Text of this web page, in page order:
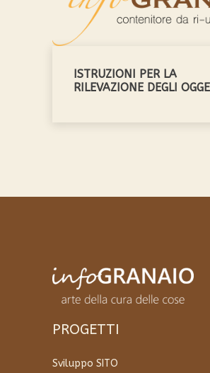
ISTRUZIONI PER LA
RILEVAZIONE DEGLI
PROGETTI
Sviluppo SITO